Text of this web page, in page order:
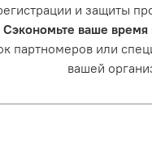
и защиты
Сэкономьте ваше время
партномеров или
вашей